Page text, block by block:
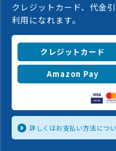
クレジットカード、代金
利用になれます。
クレジットカード
Amazon Pay
詳しくはお支払い方法につ